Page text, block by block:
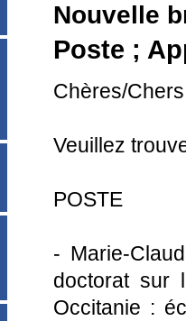
Nouvelle
Poste ;
Chères/
Veuillez
POSTE
- Marie-
doctorat sur
Occitanie :